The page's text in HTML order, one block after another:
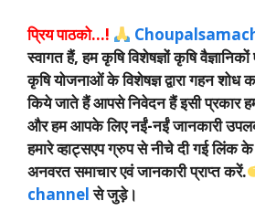
प्रिय पाठको…!
स्वागत हैं, हम कृषि विशेषज्ञों कृषि
कृषि योजनाओं के विशेषज्ञ द्वारा गहन
किये जाते हैं आपसे निवेदन हैं इसी प्रकार
और हम आपके लिए नईं-नईं जानकारी
हमारे व्हाट्सएप ग्रुप से नीचे दी गई लिंक
अनवरत समाचार एवं जानकारी प्राप्त करें.
channelसे जुड़े।